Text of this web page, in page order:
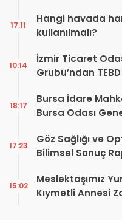
Hangi havada
kullanılmalı?
17:11
İzmir Ticaret
Grubu’ndan
10:14
Bursa İdare
Bursa Odası
18:17
Göz Sağlığı ve
Bilimsel Sonuç
17:23
Meslektaşımız
Kıymetli Annesi
15:02